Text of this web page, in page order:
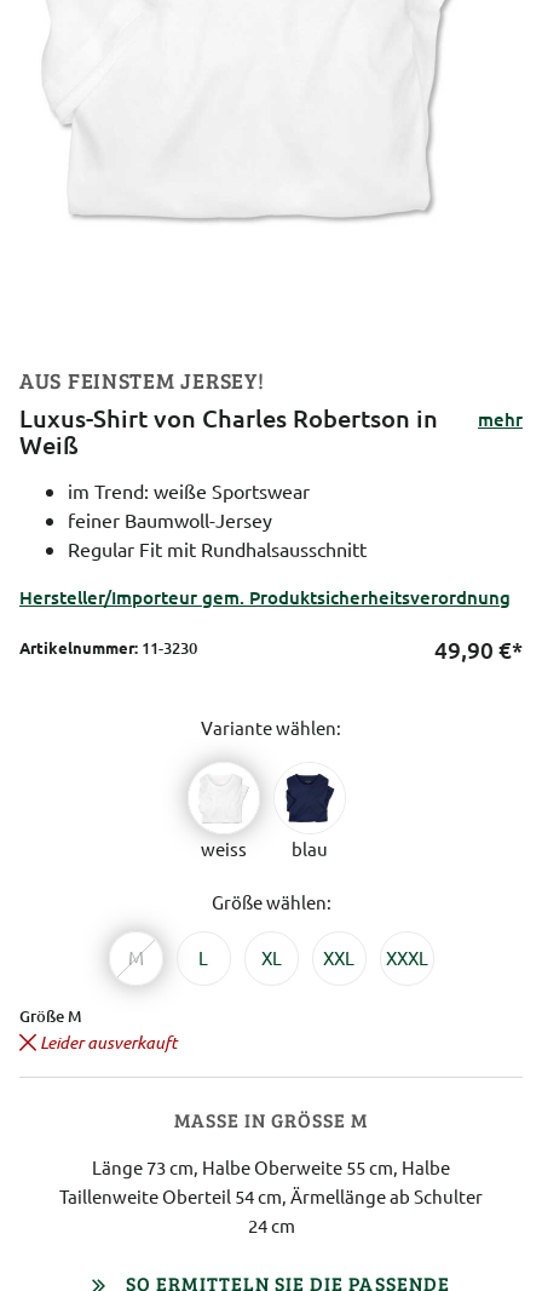
AUS FEINSTEM JERSEY!
Luxus-Shirt von Charles Robertson in
Weiß
mehr
im Trend: weiße Sportswear
feiner Baumwoll-Jersey
Regular Fit mit Rundhalsausschnitt
Hersteller/Importeur gem. Produktsicherheitsverordnung
Artikelnummer: 11-3230 49,90 €*
Variante wählen:
weiss blau
Größe wählen:
M L XL XXL XXXL
Größe M
Leider ausverkauft
MASSE IN GRÖSSE M
Länge 73 cm, Halbe Oberweite 55 cm, Halbe
Taillenweite Oberteil 54 cm, Ärmellänge ab Schulter
24 cm
SO ERMITTELN SIE DIE PASSENDE